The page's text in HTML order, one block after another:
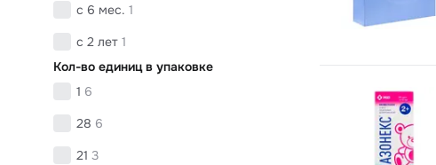
с 6 мес. 1
с 2 лет 1
Кол-во единиц в упаковке
1 6
28 6
21 3